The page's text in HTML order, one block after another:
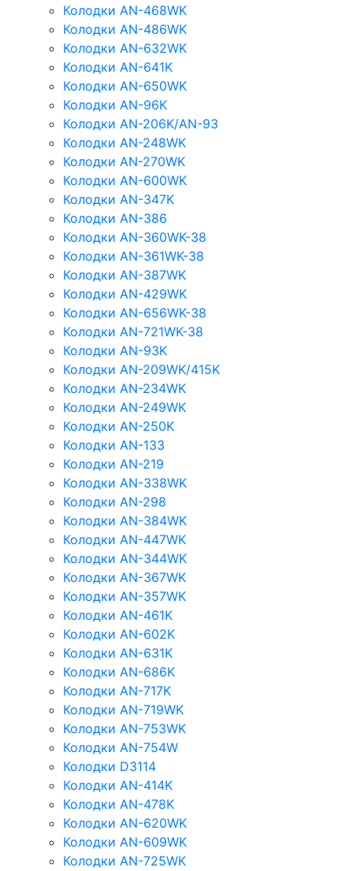
Колодки AN-468WK
Колодки AN-486WK
Колодки AN-632WK
Колодки AN-641K
Колодки AN-650WK
Колодки AN-96K
Колодки AN-206K/AN-93
Колодки AN-248WK
Колодки AN-270WK
Колодки AN-600WK
Колодки AN-347K
Колодки AN-386
Колодки AN-360WK-38
Колодки AN-361WK-38
Колодки AN-387WK
Колодки AN-429WK
Колодки AN-656WK-38
Колодки AN-721WK-38
Колодки AN-93K
Колодки AN-209WK/415K
Колодки AN-234WK
Колодки AN-249WK
Колодки AN-250K
Колодки AN-133
Колодки AN-219
Колодки AN-338WK
Колодки AN-298
Колодки AN-384WK
Колодки AN-447WK
Колодки AN-344WK
Колодки AN-367WK
Колодки AN-357WK
Колодки AN-461K
Колодки AN-602K
Колодки AN-631K
Колодки AN-686K
Колодки AN-717K
Колодки AN-719WK
Колодки AN-753WK
Колодки AN-754W
Колодки D3114
Колодки AN-414K
Колодки AN-478K
Колодки AN-620WK
Колодки AN-609WK
Колодки AN-725WK